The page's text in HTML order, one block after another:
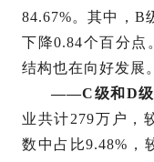
84.67%。其中，B
下降0.84个百分点
结构也在向好发展。
——C级和D级
业共计279万户，
数中占比9.48%，